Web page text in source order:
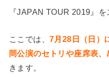
『JAPAN TOUR 2019』
ここでは、 7月28日（日）
岡公演のセトリや座席表、
きます。